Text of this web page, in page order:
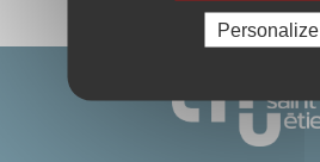
Personalize